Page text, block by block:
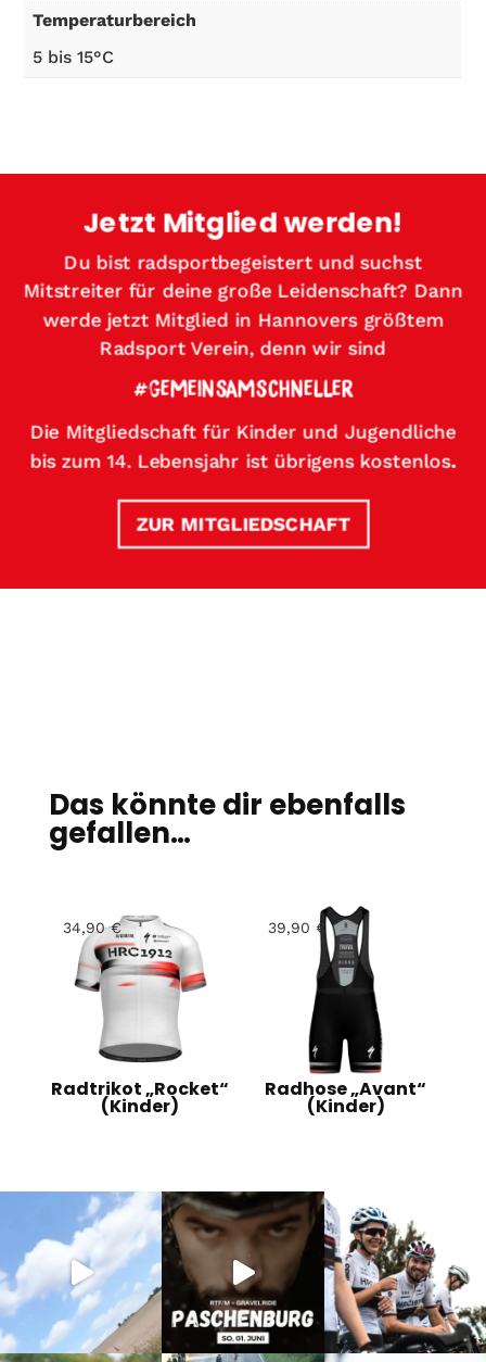
Temperaturbereich
5 bis 15°C
Jetzt Mitglied werden!
Du bist radsportbegeistert und suchst
Mitstreiter für deine große Leidenschaft? Dann
werde jetzt Mitglied in Hannovers größtem
Radsport Verein, denn wir sind
#GEMEINSAMSCHNELLER
Die Mitgliedschaft für Kinder und Jugendliche
bis zum 14. Lebensjahr ist übrigens kostenlos.
ZUR MITGLIEDSCHAFT
Das könnte dir ebenfalls
gefallen…
34,90€
Radtrikot „Rocket“
(Kinder)
39,90 €
Radhose „Avant“
(Kinder)